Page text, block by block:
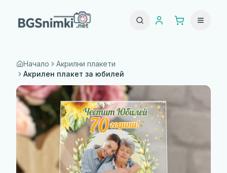
Начало
Акрилни плакети
Акрилен плакет за юбилей